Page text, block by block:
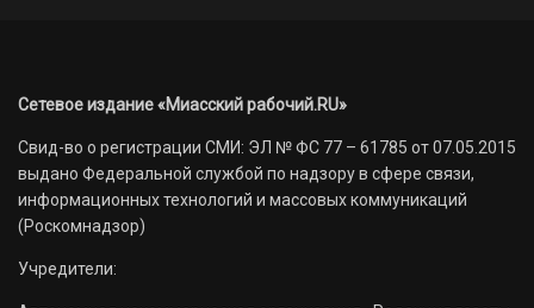
Сетевое издание «Миасский рабочий.RU»
Свид-во о регистрации СМИ: ЭЛ № ФС 77 – 61785 от 07.05.2015
выдано Федеральной службой по надзору в сфере связи,
информационных технологий и массовых коммуникаций
(Роскомнадзор)
Учредители: